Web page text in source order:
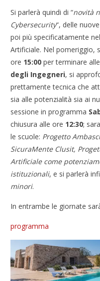
Si parlerà quindi di “novità
Cybersecurity“, delle
poi più specificatamente
Artificiale. Nel pomeriggio,
ore 15:00 per terminare
degli Ingegneri, si
prettamente tecnica che
sia alle potenzialità sia ai
sessione in programma
chiusura alle ore 12:30;
le scuole: Progetto
SicuraMente Clusit,
Artificiale come
istituzionali, e si parlerà
minori.
In entrambe le giornate
programma